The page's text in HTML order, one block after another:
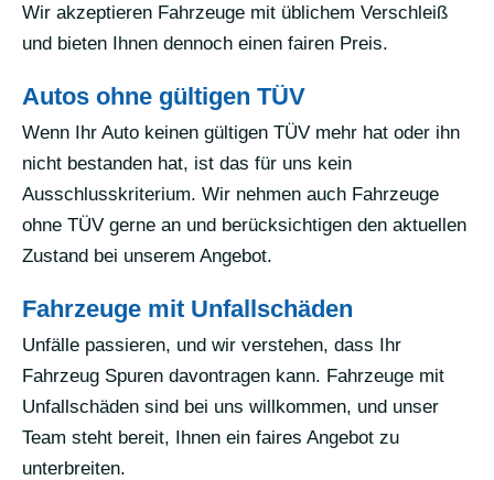
Wir akzeptieren Fahrzeuge mit üblichem Verschleiß
und bieten Ihnen dennoch einen fairen Preis.
Autos ohne gültigen TÜV
Wenn Ihr Auto keinen gültigen TÜV mehr hat oder ihn
nicht bestanden hat, ist das für uns kein
Ausschlusskriterium. Wir nehmen auch Fahrzeuge
ohne TÜV gerne an und berücksichtigen den aktuellen
Zustand bei unserem Angebot.
Fahrzeuge mit Unfallschäden
Unfälle passieren, und wir verstehen, dass Ihr
Fahrzeug Spuren davontragen kann. Fahrzeuge mit
Unfallschäden sind bei uns willkommen, und unser
Team steht bereit, Ihnen ein faires Angebot zu
unterbreiten.